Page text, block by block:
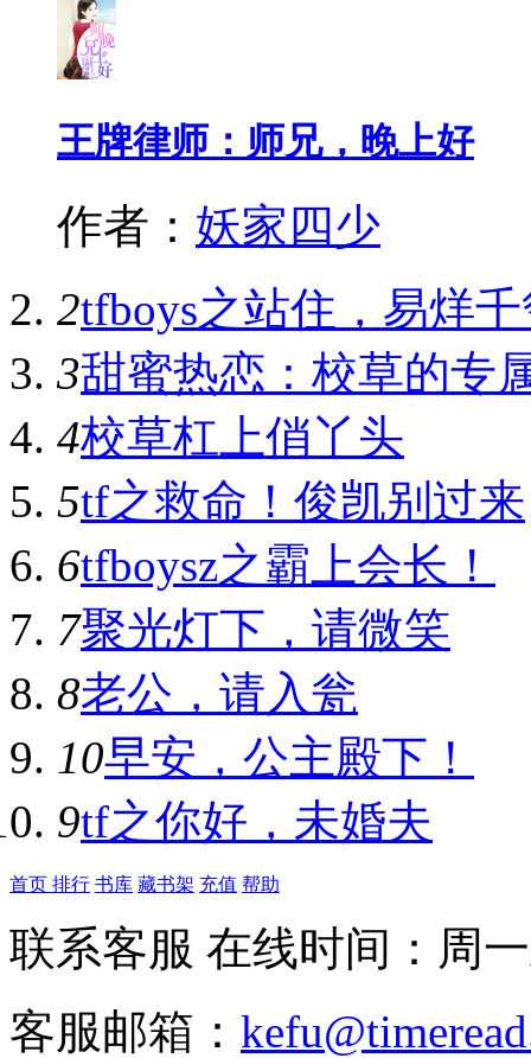
王牌律师：师兄，晚上好
作者： 妖家四少
2tfboys之站住，易烊
3甜蜜热恋：校草的专
4校草杠上俏丫头
5tf之救命！俊凯别过来
6tfboysz之霸上会长！
7聚光灯下，请微笑
8老公，请入瓮
10早安，公主殿下！
9tf之你好，未婚夫
首页 排行 书库 藏书架 充值 帮助
联系客服 在线时间：周
客服邮箱：